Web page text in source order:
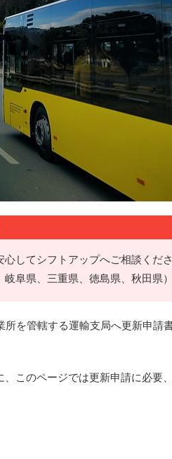
してシフトアップへご相談くだ
阜県、三重県、徳島県、秋田県）
を管轄する運輸支局へ更新申請
このページでは更新申請に必要